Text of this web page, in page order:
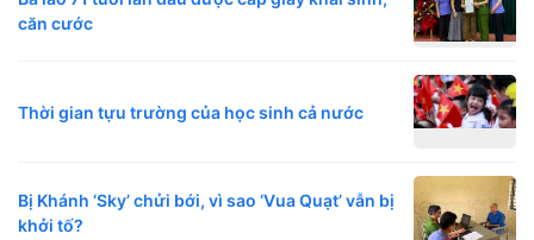
căn cước
Thời gian tựu trường của học sinh cả nước
Bị Khánh ‘Sky’ chửi bới, vì sao ‘Vua Quạt’ vẫn bị
khởi tố?